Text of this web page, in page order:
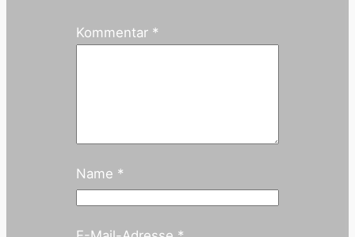
Kommentar *
Name *